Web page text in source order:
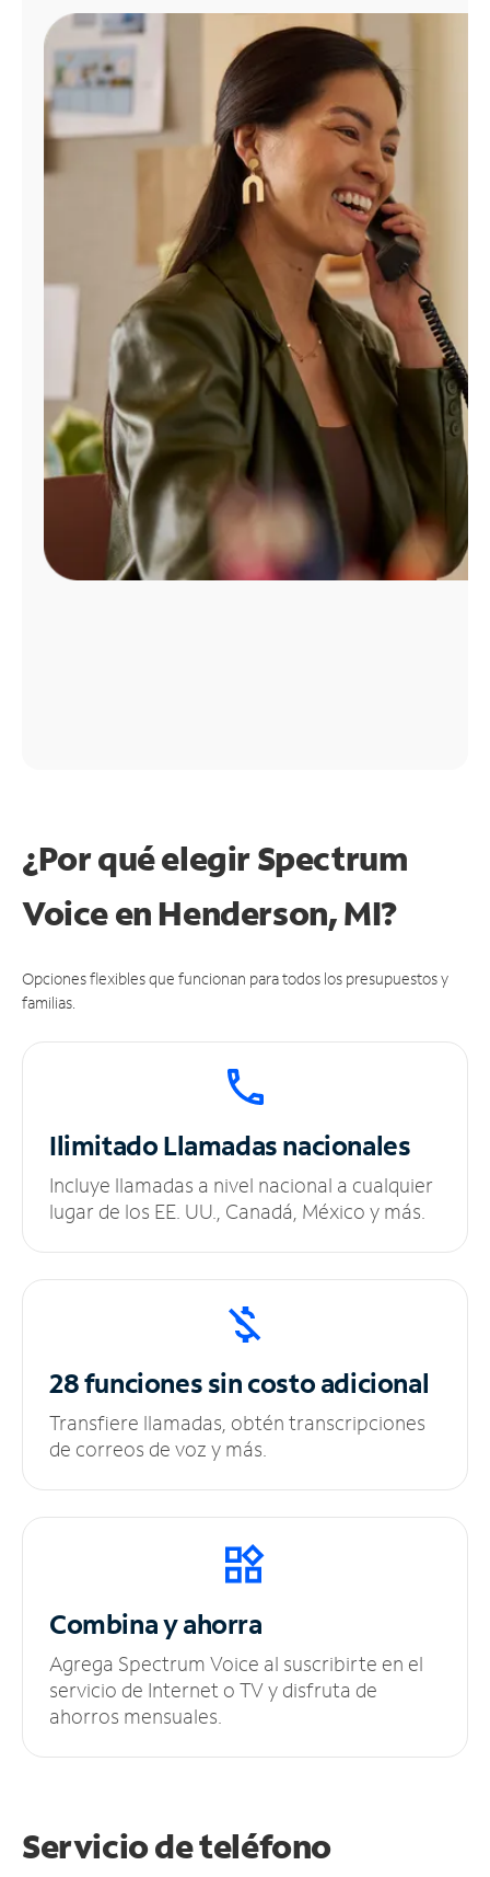
Administrar
cuenta
Encuentra
tienda
¿Por qué elegir Spectrum
Voice en Henderson, MI?
Opciones flexibles que funcionan para todos los presupuestos y
familias.
IlimitadoLlamadas nacionales
Incluye llamadas a nivel nacional a cualquier
lugar de los EE. UU., Canadá, México y más.
28 funciones sincosto adicional
Transfiere llamadas, obtén transcripciones
de correos de voz y más.
Combina y ahorra
Agrega Spectrum Voice al suscribirte en el
servicio de Internet o TV y disfruta de
ahorros mensuales.
Servicio de teléfono